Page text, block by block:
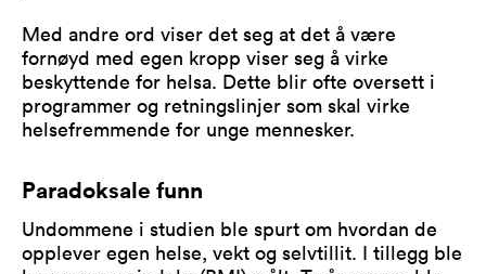
Med andre ord viser det seg at det å være
fornøyd med egen kropp viser seg å virke
beskyttende for helsa. Dette blir ofte oversett i
programmer og retningslinjer som skal virke
helsefremmende for unge mennesker.
Paradoksale funn
Undommene i studien ble spurt om hvordan de
opplever egen helse, vekt og selvtillit. I tillegg ble